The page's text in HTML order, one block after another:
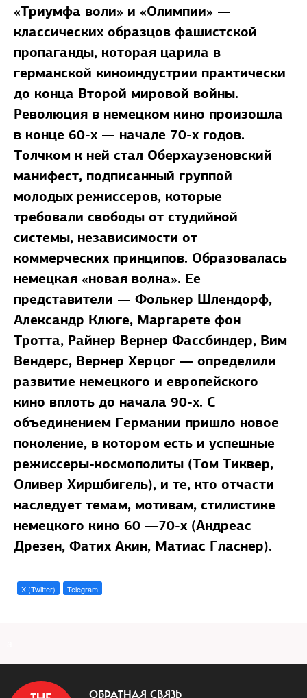
«Триумфа воли» и «Олимпии» —
классических образцов фашистской
пропаганды, которая царила в
германской киноиндустрии практически
до конца Второй мировой войны.
Революция в немецком кино произошла
в конце 60-х — начале 70-х годов.
Толчком к ней стал Оберхаузеновский
манифест, подписанный группой
молодых режиссеров, которые
требовали свободы от студийной
системы, независимости от
коммерческих принципов. Образовалась
немецкая «новая волна». Ее
представители — Фолькер Шлендорф,
Александр Клюге, Маргарете фон
Тротта, Райнер Вернер Фассбиндер, Вим
Вендерс, Вернер Херцог — определили
развитие немецкого и европейского
кино вплоть до начала 90-х. С
объединением Германии пришло новое
поколение, в котором есть и успешные
режиссеры-космополиты (Том Тиквер,
Оливер Хиршбигель), и те, кто отчасти
наследует темам, мотивам, стилистике
немецкого кино 60 —70-х (Андреас
Дрезен, Фатих Акин, Матиас Гласнер).
X (Twitter) Telegram
ОБРАТНАЯ СВЯЗЬ